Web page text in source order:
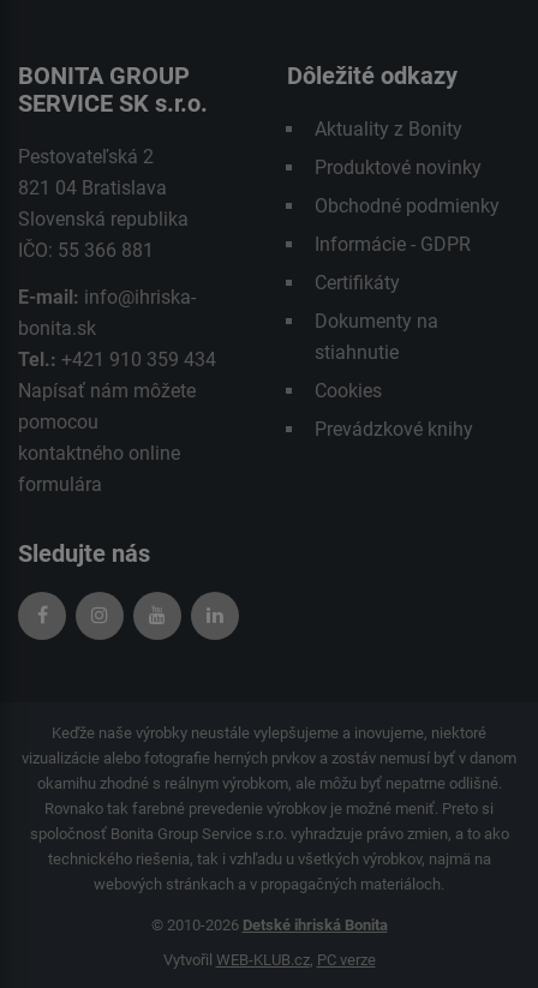
BONITA GROUP
SERVICE SK s.r.o.
Pestovateľská 2
821 04 Bratislava
Slovenská republika
IČO: 55 366 881
E-mail: info@ihriska-
bonita.sk
Tel.: +421 910 359 434
Napísať nám môžete
pomocou
kontaktného online
formulára
Dôležité odkazy
Aktuality z Bonity
Produktové novinky
Obchodné podmienky
Informácie - GDPR
Certifikáty
Dokumenty na
stiahnutie
Cookies
Prevádzkové knihy
Sledujte nás
Keďže naše výrobky neustále vylepšujeme a inovujeme, niektoré
vizualizácie alebo fotografie herných prvkov a zostáv nemusí byť v danom
okamihu zhodné s reálnym výrobkom, ale môžu byť nepatrne odlišné.
Rovnako tak farebné prevedenie výrobkov je možné meniť. Preto si
spoločnosť Bonita Group Service s.r.o. vyhradzuje právo zmien, a to ako
technického riešenia, tak i vzhľadu u všetkých výrobkov, najmä na
webových stránkach a v propagačných materiáloch.
© 2010-2026 Detské ihriská Bonita
Vytvořil WEB-KLUB.cz, PC verze